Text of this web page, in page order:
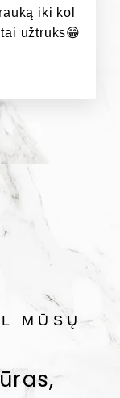
iki kol
užtruks😁
MŪSŲ